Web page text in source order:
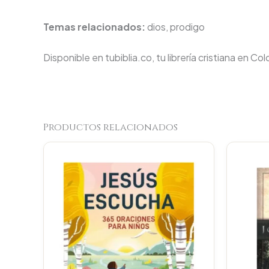
Temas relacionados: dios, prodigo
Disponible en tubiblia.co, tu librería cristiana en
Productos relacionados
was:
$80.100. $76.095.